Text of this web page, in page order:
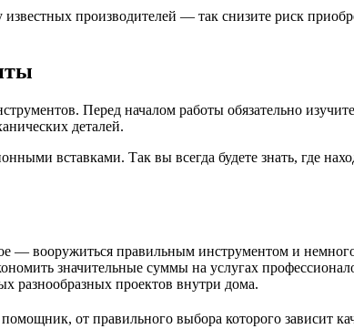
производителей — так снизите риск
Перед началом работы обязательно
деталей.
вставками. Так вы всегда будете знать, где
— вооружиться правильным инструментом и
значительные суммы на услугах
разнообразных проектов внутри дома.
от правильного выбора которого зависит